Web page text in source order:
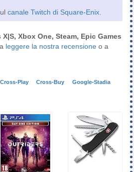
canale Twitch di Square-Enix
Xbox One, Steam, Epic Games
leggere la nostra recensione o a
Cross-Play Cross-Buy
Google-Stadia